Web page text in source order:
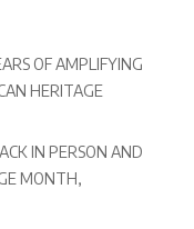
OF AMPLIFYING
HERITAGE
IN PERSON AND
MONTH,